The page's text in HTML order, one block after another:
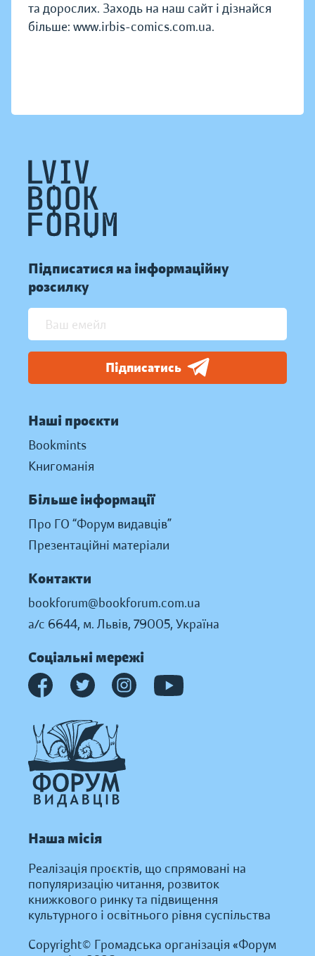
та дорослих. Заходь на наш сайт і дізнайся
більше: www.irbis-comics.com.ua.
Підписатися на інформаційну
розсилку
Підписатись
Наші проєкти
Bookmints
Книгоманія
Більше інформації
Про ГО “Форум видавців”
Презентаційні матеріали
Контакти
bookforum@bookforum.com.ua
а/с 6644, м. Львів, 79005, Україна
Соціальні мережі
Наша місія
Реалізація проєктів, що спрямовані на
популяризацію читання, розвиток
книжкового ринку та підвищення
культурного і освітнього рівня суспільства
Copyright© Громадська організація «Форум